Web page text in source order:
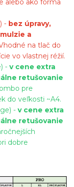
alebo ako forma
- bez úpravy,
a
na tlač do
vo vlastnej réžií.
- v cene extra
retušovanie
pre
do veľkosti ~A4.
- v cene extra
retušovanie
dobre